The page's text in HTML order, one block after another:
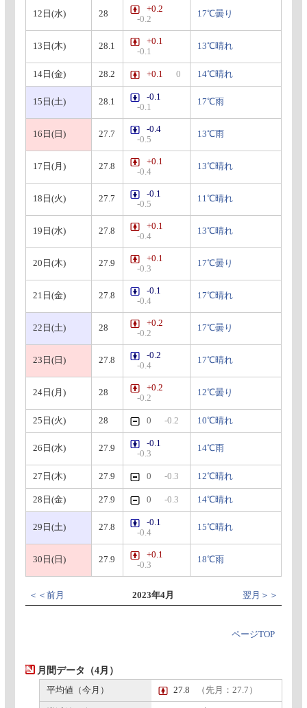
12日(水) 28
+0.2
-0.2
17℃曇り
13日(木) 28.1
+0.1
-0.1
13℃晴れ
14日(金) 28.2 +0.1 0 14℃晴れ
15日(土) 28.1
-0.1
-0.1
17℃雨
16日(日) 27.7
-0.4
-0.5
13℃雨
17日(月) 27.8
+0.1
-0.4
13℃晴れ
18日(火) 27.7
-0.1
-0.5
11℃晴れ
19日(水) 27.8
+0.1
-0.4
13℃晴れ
20日(木) 27.9
+0.1
-0.3
17℃曇り
21日(金) 27.8
-0.1
-0.4
17℃晴れ
22日(土) 28
+0.2
-0.2
17℃曇り
23日(日) 27.8
-0.2
-0.4
17℃晴れ
24日(月) 28
+0.2
-0.2
12℃曇り
25日(火) 28 0 -0.2 10℃晴れ
26日(水) 27.9
-0.1
-0.3
14℃雨
27日(木) 27.9 0 -0.3 12℃晴れ
28日(金) 27.9 0 -0.3 14℃晴れ
29日(土) 27.8
-0.1
-0.4
15℃晴れ
30日(日) 27.9
+0.1
-0.3
18℃雨
＜＜前月 2023年4月 翌月＞＞
ページTOP
月間データ（4月）
平均値（今月） 27.8 （先月：27.7）